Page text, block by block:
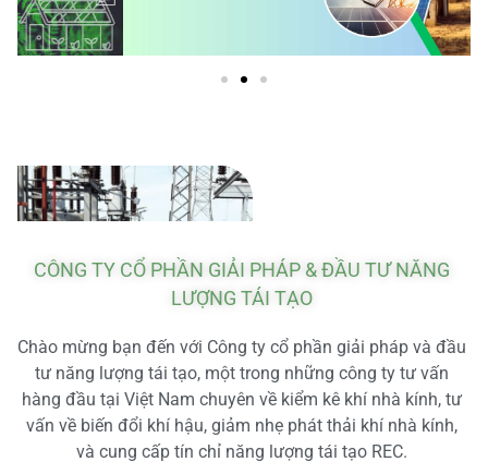
CÔNG TY CỔ PHẦN GIẢI PHÁP & ĐẦU TƯ NĂNG
LƯỢNG TÁI TẠO
Chào mừng bạn đến với Công ty cổ phần giải pháp và đầu
tư năng lượng tái tạo, một trong những công ty tư vấn
hàng đầu tại Việt Nam chuyên về kiểm kê khí nhà kính, tư
vấn về biến đổi khí hậu, giảm nhẹ phát thải khí nhà kính,
và cung cấp tín chỉ năng lượng tái tạo REC.